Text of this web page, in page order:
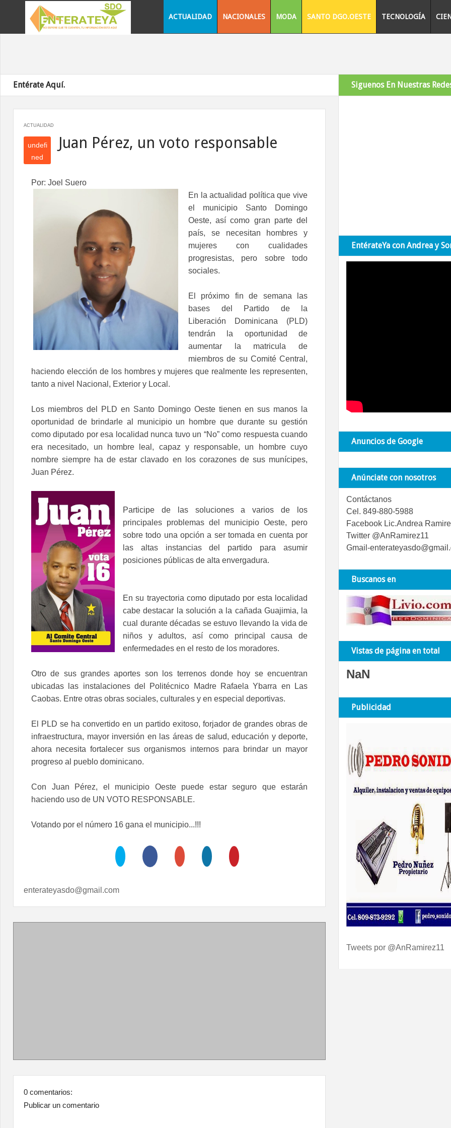
ACTUALIDAD NACIONALES MODA SANTO DGO.OESTE TECNOLOGÍA
Entérate Aquí.
ACTUALIDAD
undefi
ned
efin
Juan Pérez, un voto responsable
Por: Joel Suero
En la actualidad política que vive
el municipio Santo Domingo
Oeste, así como gran parte del
país, se necesitan hombres y
mujeres con cualidades
progresistas, pero sobre todo
sociales.
El próximo fin de semana las
bases del Partido de la
Liberación Dominicana (PLD)
tendrán la oportunidad de
aumentar la matricula de
miembros de su Comité Central,
haciendo elección de los hombres y mujeres que realmente les representen,
tanto a nivel Nacional, Exterior y Local.
Los miembros del PLD en Santo Domingo Oeste tienen en sus manos la
oportunidad de brindarle al municipio un hombre que durante su gestión
como diputado por esa localidad nunca tuvo un “No” como respuesta cuando
era necesitado, un hombre leal, capaz y responsable, un hombre cuyo
nombre siempre ha de estar clavado en los corazones de sus munícipes,
Juan Pérez.
Participe de las soluciones a varios de los
principales problemas del municipio Oeste, pero
sobre todo una opción a ser tomada en cuenta por
las altas instancias del partido para asumir
posiciones públicas de alta envergadura.
En su trayectoria como diputado por esta localidad
cabe destacar la solución a la cañada Guajimia, la
cual durante décadas se estuvo llevando la vida de
niños y adultos, así como principal causa de
enfermedades en el resto de los moradores.
Otro de sus grandes aportes son los terrenos donde hoy se encuentran
ubicadas las instalaciones del Politécnico Madre Rafaela Ybarra en Las
Caobas. Entre otras obras sociales, culturales y en especial deportivas.
El PLD se ha convertido en un partido exitoso, forjador de grandes obras de
infraestructura, mayor inversión en las áreas de salud, educación y deporte,
ahora necesita fortalecer sus organismos internos para brindar un mayor
progreso al pueblo dominicano.
Con Juan Pérez, el municipio Oeste puede estar seguro que estarán
haciendo uso de UN VOTO RESPONSABLE.
Votando por el número 16 gana el municipio...!!!
enterateyasdo@gmail.com
0 comentarios:
Publicar un comentario
Siguenos En Nuestras
EntérateYa con Andrea y
Anuncios de Google
Anúnciate con nosotros
Contáctanos
Cel. 849-880-5988
Facebook Lic.Andrea
Twitter @AnRamirez11
Gmail-
Buscanos en
Vistas de página en total
NaN
Publicidad
Tweets por @AnRamirez11